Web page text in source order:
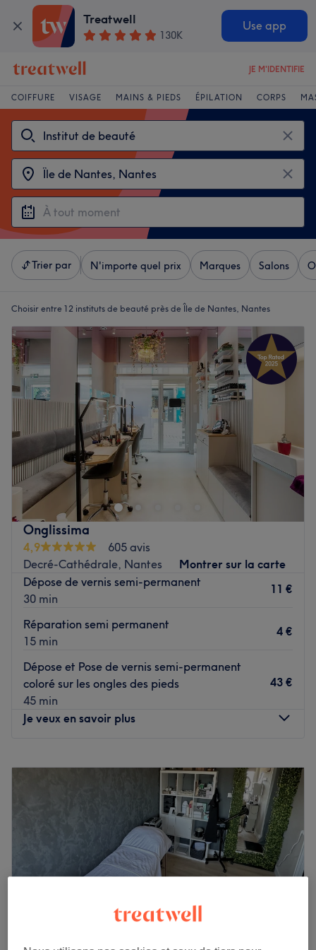
Treatwell
130K
Use app
JE M'IDENTIFIE
COIFFURE VISAGE MAINS & PIEDS ÉPILATION CORPS
Trier par N'importe quel prix Marques Salons
Choisir entre 12 instituts de beauté près de Île de Nantes, Nantes
Onglissima
4,9
605 avis
Decré-Cathédrale, Nantes
Montrer sur la carte
Dépose de vernis semi-permanent
30 min
11 €
Réparation semi permanent
15 min
4 €
Dépose et Pose de vernis semi-permanent
coloré sur les ongles des pieds
45 min
43 €
Je veux en savoir plus
09:30–19:00
09:30–19:00
09:30–19:00
09:30– 19:00
09:30 –17:00
Dimanche
Fermé
spécialisé dans l'onglerie, se trouve entre la Place de
de ses ongles. Camille, professionnelle ongulaire, vous